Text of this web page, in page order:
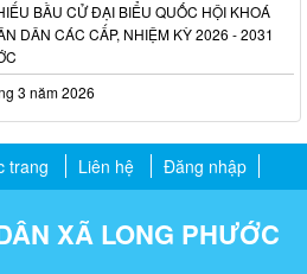
BẦU CỬ ĐẠI BIỂU QUỐC HỘI KHOÁ
DÂN CÁC CẤP, NHIỆM KỲ 2026 - 2031
3 năm 2026
trang Liên hệ Đăng nhập
XÃ LONG PHƯỚC